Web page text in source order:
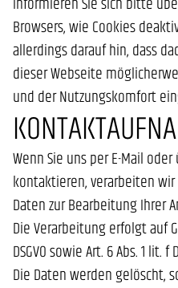
Browsers, wie Cookies
allerdings darauf hin, dass
dieser Webseite
und der Nutzungskomfort
Wenn Sie uns per E-Mail
kontaktieren, verarbeiten
Daten zur Bearbeitung Ihrer
Die Verarbeitung erfolgt auf
DSGVO sowie Art. 6 Abs. 1 lit. f
Die Daten werden gelöscht,